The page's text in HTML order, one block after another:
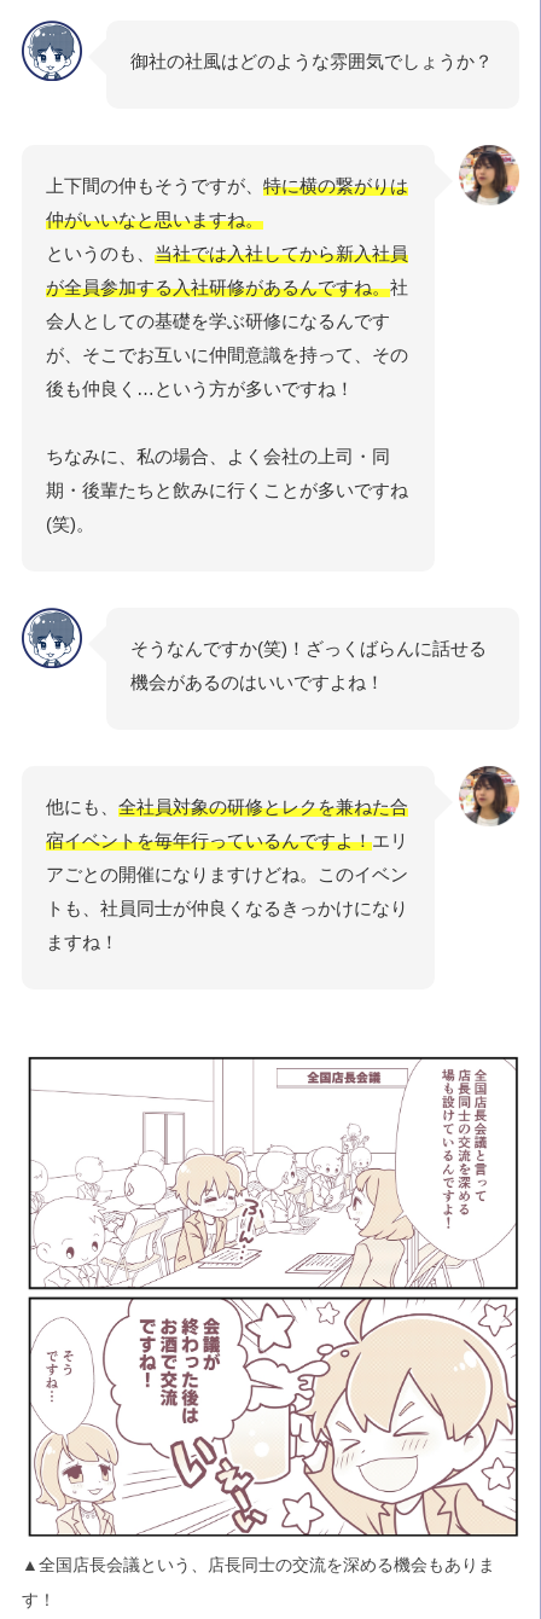
御社の社風はどのような雰囲気でしょうか？
上下間の仲もそうですが、 特に横の繋がりは
仲がいいなと思いますね。
というのも、 当社では入社してから新入社員
が全員参加する入社研修があるんですね。社
会人としての基礎を学ぶ研修になるんです
が、そこでお互いに仲間意識を持って、その
後も仲良く…という方が多いですね！
ちなみに、私の場合、よく会社の上司・同
期・後輩たちと飲みに行くことが多いですね
(笑)。
そうなんですか(笑)！ざっくばらんに話せる
機会があるのはいいですよね！
他にも、 全社員対象の研修とレクを兼ねた合
宿イベントを毎年行っているんですよ！エリ
アごとの開催になりますけどね。このイベン
トも、社員同士が仲良くなるきっかけになり
ますね！
▲全国店長会議という、店長同士の交流を深める機会もありま
す！